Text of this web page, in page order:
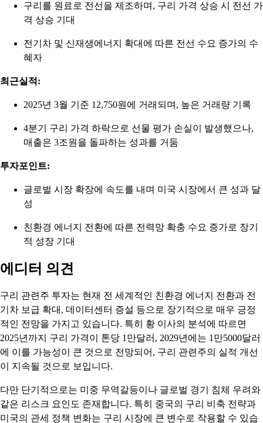
구리를 원료로 전선을 제조하며, 구리 가격 상승 시 전선 가
격 상승 기대
전기차 및 신재생에너지 확대에 따른 전선 수요 증가의 수
혜자
최근실적:
2025년 3월 기준 12,750원에 거래되며, 높은 거래량 기록
4분기 구리 가격 하락으로 선물 평가 손실이 발생했으나,
매출은 3조원을 돌파하는 성과를 거둠
투자포인트:
글로벌 시장 확장에 속도를 내며 미국 시장에서 큰 성과 달
성
친환경 에너지 전환에 따른 전력망 확충 수요 증가로 장기
적 성장 기대
에디터 의견
구리 관련주 투자는 현재 전 세계적인 친환경 에너지 전환과 전
기차 보급 확대, 데이터센터 증설 등으로 장기적으로 매우 긍정
적인 전망을 가지고 있습니다. 특히 황 이사의 분석에 따르면
2025년까지 구리 가격이 톤당 1만달러, 2029년에는 1만5000달러
에 이를 가능성이 큰 것으로 전망되어, 구리 관련주의 실적 개선
이 지속될 것으로 보입니다.
다만 단기적으로는 미중 무역갈등이나 글로벌 경기 침체 우려와
같은 리스크 요인도 존재합니다. 특히 중국의 구리 비축 전략과
미국의 관세 정책 변화는 구리 시장에 큰 변수로 작용할 수 있습